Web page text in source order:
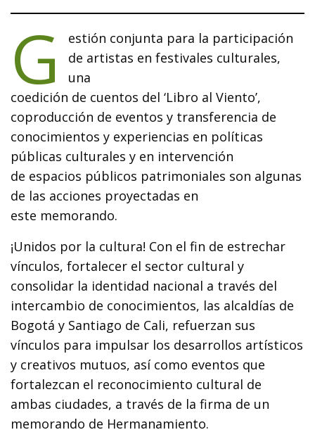
G
estión conjunta para la participación
de artistas en festivales culturales,
una
coedición de cuentos del ‘Libro al Viento’,
coproducción de eventos y transferencia de
conocimientos y experiencias en políticas
públicas culturales y en intervención
de espacios públicos patrimoniales son algunas
de las acciones proyectadas en
este memorando.
¡Unidos por la cultura! Con el fin de estrechar
vínculos, fortalecer el sector cultural y
consolidar la identidad nacional a través del
intercambio de conocimientos, las alcaldías de
Bogotá y Santiago de Cali, refuerzan sus
vínculos para impulsar los desarrollos artísticos
y creativos mutuos, así como eventos que
fortalezcan el reconocimiento cultural de
ambas ciudades, a través de la firma de un
memorando de Hermanamiento.